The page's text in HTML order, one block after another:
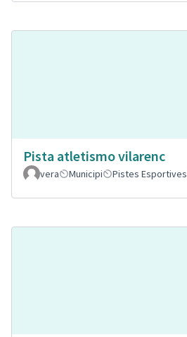
Pista atletismo vilarenc
vera
Municipi Pistes Esportives